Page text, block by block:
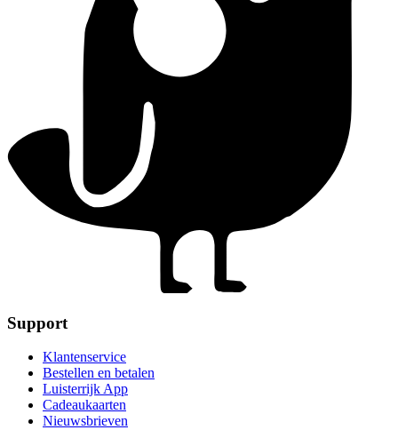
Support
Klantenservice
Bestellen en betalen
Luisterrijk App
Cadeaukaarten
Nieuwsbrieven